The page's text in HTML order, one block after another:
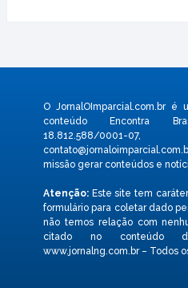
O JornalOImparcial.com.br
conteúdo Encontra
18.812.588/
missão gerar conteúdos e
Atenção:Este site tem
formulário para coletar dado
não temos relação com
citado no conteúdo
www.jornalng.com.br – Todos